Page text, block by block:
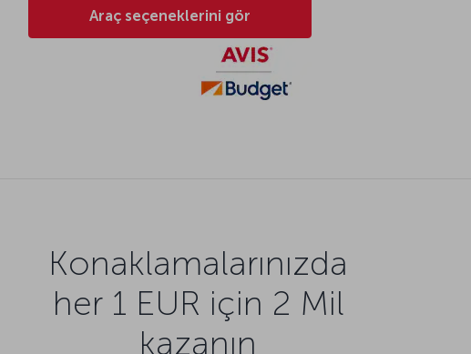
Araç seçeneklerini gör
Konaklamalarınızda
her 1 EUR için 2 Mil
kazanın